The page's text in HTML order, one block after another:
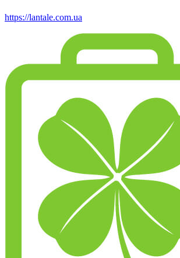
https://lantale.com.ua